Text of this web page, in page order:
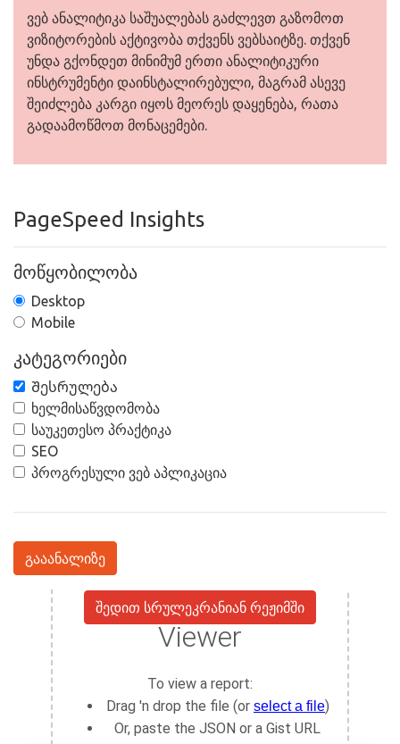
ვებ ანალიტიკა საშუალებას გაძლევთ გაზომოთ
ვიზიტორების აქტივობა თქვენს ვებსაიტზე. თქვენ
უნდა გქონდეთ მინიმუმ ერთი ანალიტიკური
ინსტრუმენტი დაინსტალირებული, მაგრამ ასევე
შეიძლება კარგი იყოს მეორეს დაყენება, რათა
გადაამოწმოთ მონაცემები.
PageSpeed Insights
მოწყობილობა
Desktop
Mobile
კატეგორიები
Შესრულება
ხელმისაწვდომობა
საუკეთესო პრაქტიკა
SEO
პროგრესული ვებ აპლიკაცია
გააანალიზე
შედით სრულეკრანიან რეჟიმში